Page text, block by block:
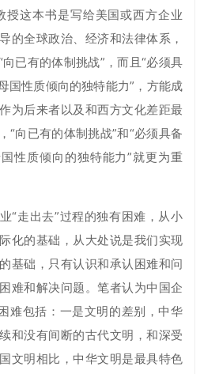
授这本书是写给美国或西方企业
的全球政治、经济和法律体系，
已有的体制挑战”，而且“必须具
国性质倾向的独特能力”，方能成
为后来者以及和西方文化差距最
“向已有的体制挑战”和“必须具备
性质倾向的独特能力”就更为重
“走出去”过程的独有困难，从小
化的基础，从大处说是我们实现
基础，只有认识和承认困难和问
难和解决问题。笔者认为中国企
难包括：一是文明的差别，中华
和没有间断的古代文明，和深受
文明相比，中华文明是最具特色